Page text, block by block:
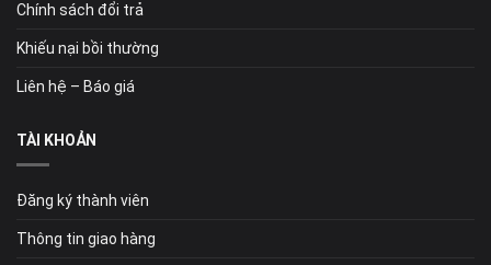
Chính sách đổi trả
Khiếu nại bồi thường
Liên hệ – Báo giá
TÀI KHOẢN
Đăng ký thành viên
Thông tin giao hàng